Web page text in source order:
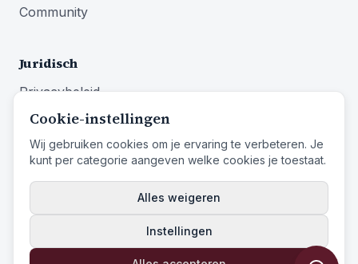
Community
Juridisch
Privacybeleid
Algemene voorwaarden
Impressum
Herroepingsrecht
© 2026 Identity First Media
Identity First Media is een handelsnaam van Entistar B.V.
Cookie-instellingen
Wij gebruiken cookies om je ervaring te verbeteren. Je
kunt per categorie aangeven welke cookies je toestaat.
Alles weigeren
Instellingen